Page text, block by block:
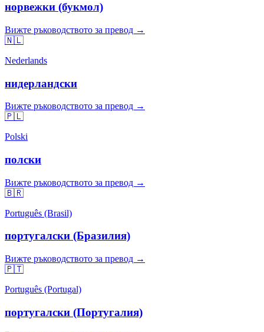
норвежки (букмол)
Вижте ръководството за превод →
🇳🇱
Nederlands
нидерландски
Вижте ръководството за превод →
🇵🇱
Polski
полски
Вижте ръководството за превод →
🇧🇷
Português (Brasil)
португалски (Бразилия)
Вижте ръководството за превод →
🇵🇹
Português (Portugal)
португалски (Португалия)